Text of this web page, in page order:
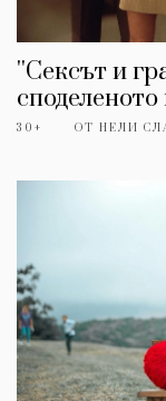
''Сексът и
30+ ОТ НЕЛИ
Wine&Dine
Подкасти
Мода
Dialogue
Изкуство